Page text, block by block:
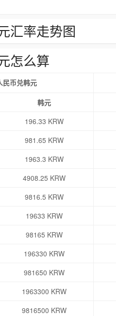
汇率走势图
怎么算
民币兑韩元
韩元
196.33 KRW
981.65 KRW
1963.3 KRW
4908.25 KRW
9816.5 KRW
19633 KRW
98165 KRW
196330 KRW
981650 KRW
1963300 KRW
9816500 KRW